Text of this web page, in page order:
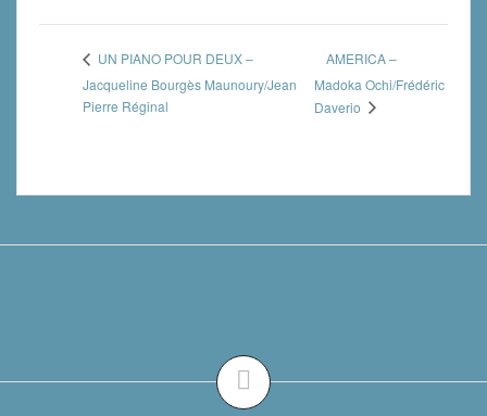
UN PIANO POUR DEUX –
Jacqueline Bourgès Maunoury/Jean
Pierre Réginal
AMERICA –
Madoka Ochi/Frédéric
Daverio